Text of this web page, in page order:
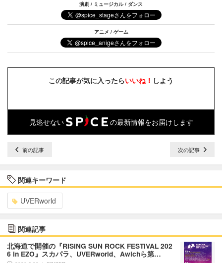
演劇 / ミュージカル / ダンス
アニメ / ゲーム
この記事が気に入ったらいいね！ しよう
見逃せない の最新情報をお届けします
前の記事 次の記事
関連キーワード
UVERworld
関連記事
北海道で開催の『RISING SUN ROCK FESTIVAL 202
6 in EZO』スカパラ、UVERworld、Awichら第…